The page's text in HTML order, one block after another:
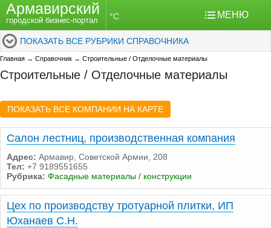
Армавирский
городской бизнес-портал °C МЕНЮ
ПОКАЗАТЬ ВСЕ РУБРИКИ СПРАВОЧНИКА
Главная → Справочник → Строительные / Отделочные материалы
Строительные / Отделочные материалы
ПОКАЗАТЬ ВСЕ КОМПАНИИ НА КАРТЕ
Салон лестниц, производственная компания
Адрес: Армавир, Советской Армии, 208
Тел: +7 9189551655
Рубрика: Фасадные материалы / конструкции
Цех по производству тротуарной плитки, ИП
Юханаев С.Н.